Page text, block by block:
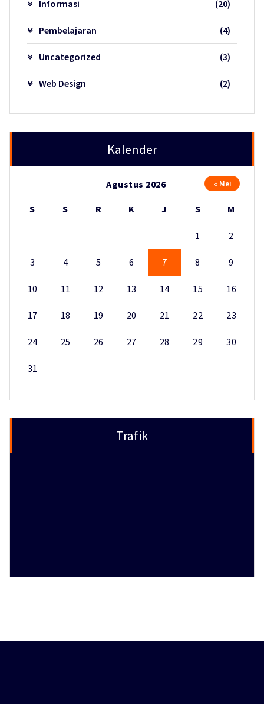
Informasi (20)
Pembelajaran (4)
Uncategorized (3)
Web Design (2)
Kalender
Agustus 2026
S S R K J S M
1 2
3 4 5 6 7 8 9
10 11 12 13 14 15 16
17 18 19 20 21 22 23
24 25 26 27 28 29 30
31
« Mei
Trafik